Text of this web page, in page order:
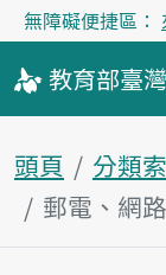
無障礙便捷區：
教育部臺
頭頁 分類
郵電、網